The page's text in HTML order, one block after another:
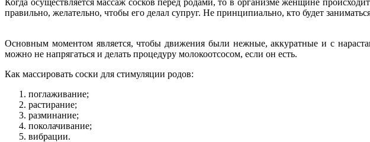
правильно, желательно, чтобы его делал супруг. Не принципиально, кто будет
Основным моментом является, чтобы движения были нежные, аккуратные и с
можно не напрягаться и делать процедуру молокоотсосом, если он есть.
Как массировать соски для стимуляции родов:
поглаживание;
растирание;
разминание;
поколачивание;
вибрации.